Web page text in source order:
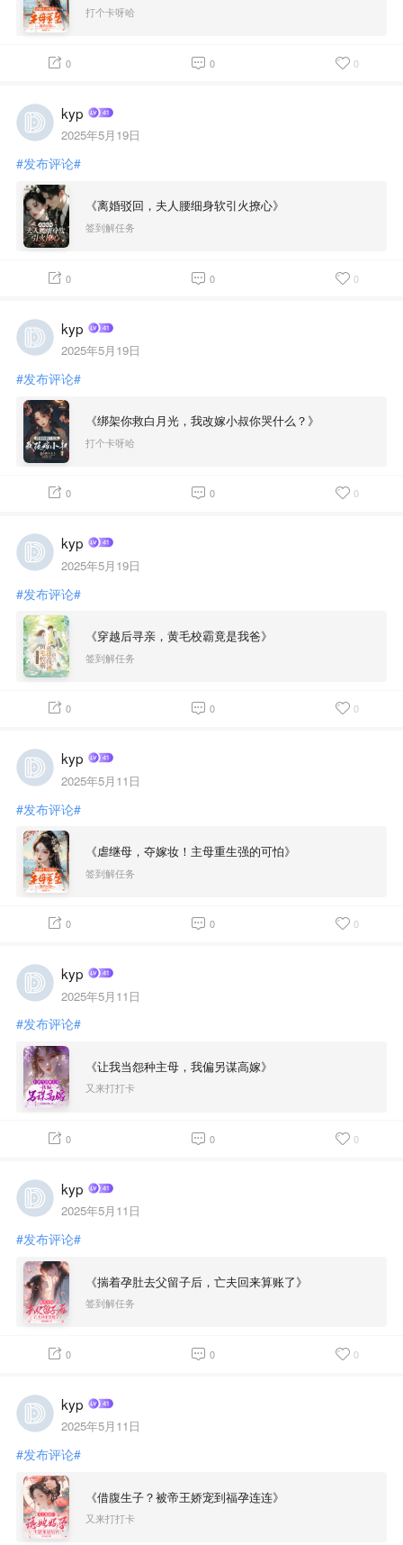
打个卡呀哈
0 0 0
kyp
2025年5月19日
#发布评论#
《离婚驳回，夫人腰细身软引火撩心》
签到解任务
0 0 0
kyp
2025年5月19日
#发布评论#
《绑架你救白月光，我改嫁小叔你哭什么？》
打个卡呀哈
0 0 0
kyp
2025年5月19日
#发布评论#
《穿越后寻亲，黄毛校霸竟是我爸》
签到解任务
0 0 0
kyp
2025年5月11日
#发布评论#
《虐继母，夺嫁妆！主母重生强的可怕》
签到解任务
0 0 0
kyp
2025年5月11日
#发布评论#
《让我当怨种主母，我偏另谋高嫁》
又来打打卡
0 0 0
kyp
2025年5月11日
#发布评论#
《揣着孕肚去父留子后，亡夫回来算账了》
签到解任务
0 0 0
kyp
2025年5月11日
#发布评论#
《借腹生子？被帝王娇宠到福孕连连》
又来打打卡